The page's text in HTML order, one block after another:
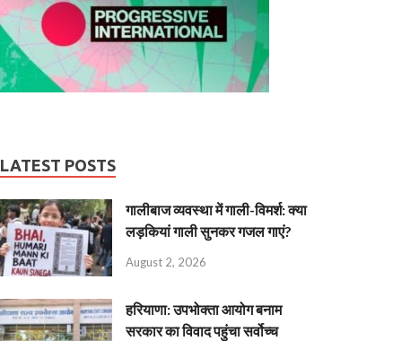
LATEST POSTS
गालीबाज व्‍यवस्‍था में गाली-विमर्श: क्या
लड़कियां गाली सुनकर गजल गाएं?
August 2, 2026
हरियाणा: उपभोक्ता आयोग बनाम
सरकार का विवाद पहुंचा सर्वोच्च